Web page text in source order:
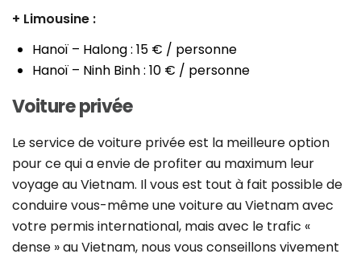
+ Limousine :
Hanoï – Halong : 15 € / personne
Hanoï – Ninh Binh : 10 € / personne
Voiture privée
Le service de voiture privée est la meilleure option
pour ce qui a envie de profiter au maximum leur
voyage au Vietnam. Il vous est tout à fait possible de
conduire vous-même une voiture au Vietnam avec
votre permis international, mais avec le trafic «
dense » au Vietnam, nous vous conseillons vivement